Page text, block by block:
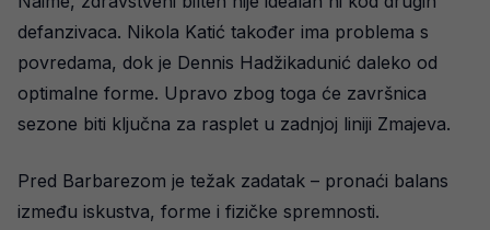
defanzivaca. Nikola Katić također ima problema s
povredama, dok je Dennis Hadžikadunić daleko od
optimalne forme. Upravo zbog toga će završnica
sezone biti ključna za rasplet u zadnjoj liniji Zmajeva.
Pred Barbarezom je težak zadatak – pronaći balans
između iskustva, forme i fizičke spremnosti.